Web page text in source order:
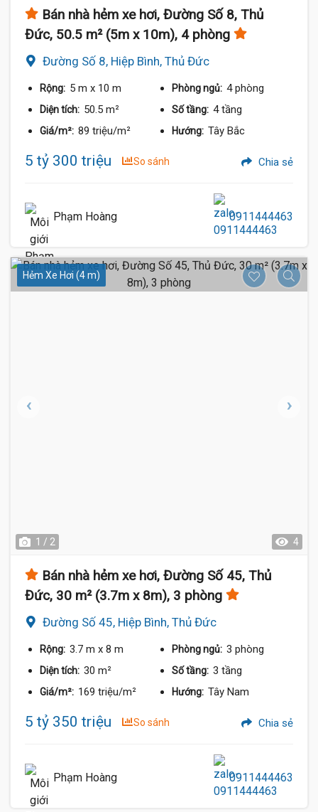
Bán nhà hẻm xe hơi, Đường Số 8, Thủ
Đức, 50.5 m² (5m x 10m), 4 phòng
Đường Số 8, Hiệp Bình, Thủ Đức
Rộng: 5 m x 10 m Phòng ngủ: 4 phòng
Diện tích: 50.5 m² Số tầng: 4 tầng
Giá/m²: 89 triệu/m² Hướng: Tây Bắc
5 tỷ 300 triệu So sánh Chia sẻ
Phạm Hoàng 0911444463
Hẻm Xe Hơi (4 m)
1 / 2 4
Bán nhà hẻm xe hơi, Đường Số 45, Thủ
Đức, 30 m² (3.7m x 8m), 3 phòng
Đường Số 45, Hiệp Bình, Thủ Đức
Rộng: 3.7 m x 8 m Phòng ngủ: 3 phòng
Diện tích: 30 m² Số tầng: 3 tầng
Giá/m²: 169 triệu/m² Hướng: Tây Nam
5 tỷ 350 triệu So sánh Chia sẻ
Phạm Hoàng 0911444463